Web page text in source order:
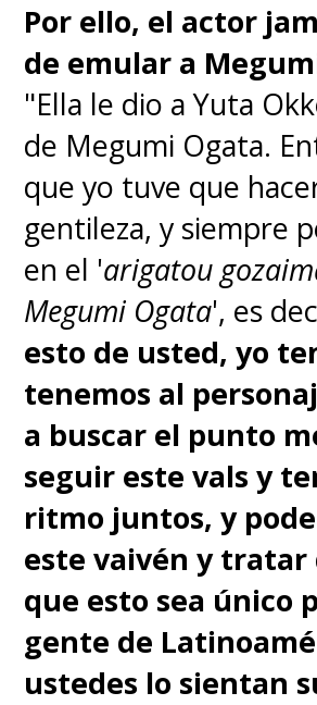
Por ello, el actor
de emular a
"Ella le dio a Yuta
de Megumi Ogata.
que yo tuve que
gentileza, y siempre
en el 'arigatou
Megumi Ogata', es
esto de usted, yo
tenemos al
a buscar el punto
seguir este vals y
ritmo juntos, y
este vaivén y tratar
que esto sea único
gente de
ustedes lo sientan